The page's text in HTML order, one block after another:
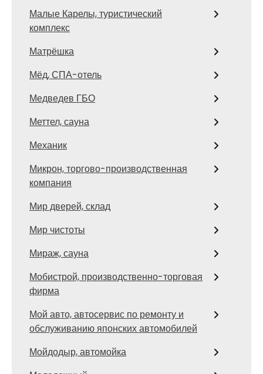
Малые Карелы, туристический
комплекс
Матрёшка
Мёд, СПА-отель
Медведев ГБО
Меттел, сауна
Механик
Микрон, торгово-производственная
компания
Мир дверей, склад
Мир чистоты
Мираж, сауна
Мобистрой, производственно-торговая
фирма
Мой авто, автосервис по ремонту и
обслуживанию японских автомобилей
Мойдодыр, автомойка